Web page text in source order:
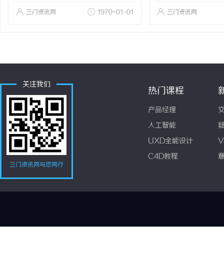
三门资讯网 1970-01-01 三门资讯网
关注我们
三门资讯网与您同行
热门课程
产品经理
人工智能
UXD全能设计
C4D教程